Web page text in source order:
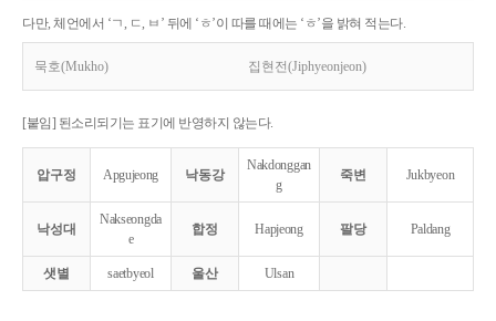
다만, 체언에서 ‘ㄱ, ㄷ, ㅂ’ 뒤에 ‘ㅎ’이 따를 때에는 ‘ㅎ’을 밝혀 적는다.
묵호(Mukho) 집현전(Jiphyeonjeon)
[붙임] 된소리되기는 표기에 반영하지 않는다.
압구정 Apgujeong 낙동강
Nakdonggan
g
죽변 Jukbyeon
낙성대
Nakseongda
e
합정 Hapjeong 팔당 Paldang
샛별 saetbyeol 울산 Ulsan